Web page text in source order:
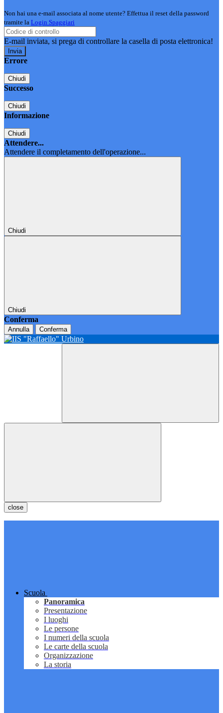
Non hai una e-mail associata al nome utente? Effettua il reset della password
tramite la Login Spaggiari
E-mail inviata, si prega di controllare la casella di posta elettronica!
Errore
Chiudi
Successo
Chiudi
Informazione
Chiudi
Attendere...
Attendere il completamento dell'operazione...
Chiudi
Chiudi
Conferma
Annulla Conferma
close
Scuola
Panoramica
Presentazione
I luoghi
Le persone
I numeri della scuola
Le carte della scuola
Organizzazione
La storia